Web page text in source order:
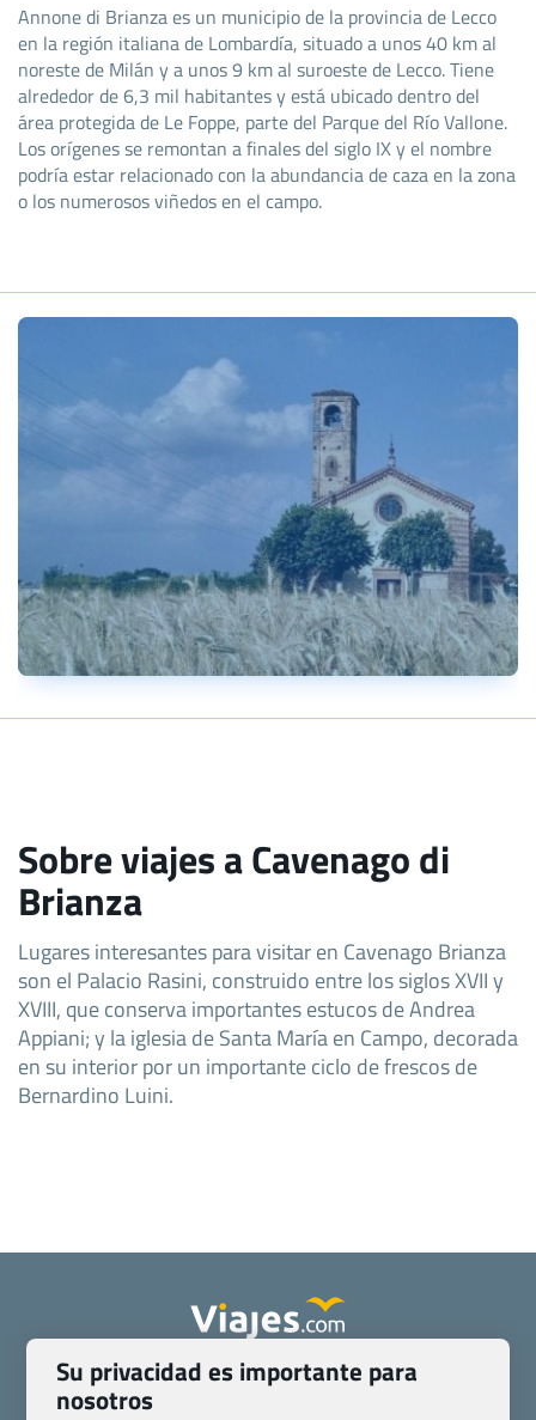
Annone di Brianza es un municipio de la provincia de Lecco
en la región italiana de Lombardía, situado a unos 40 km al
noreste de Milán y a unos 9 km al suroeste de Lecco. Tiene
alrededor de 6,3 mil habitantes y está ubicado dentro del
área protegida de Le Foppe, parte del Parque del Río Vallone.
Los orígenes se remontan a finales del siglo IX y el nombre
podría estar relacionado con la abundancia de caza en la zona
o los numerosos viñedos en el campo.
Sobre viajes a Cavenago di
Brianza
Lugares interesantes para visitar en Cavenago Brianza
son el Palacio Rasini, construido entre los siglos XVII y
XVIII, que conserva importantes estucos de Andrea
Appiani; y la iglesia de Santa María en Campo, decorada
en su interior por un importante ciclo de frescos de
Bernardino Luini.
Quienes somos
Contacto
Pasaporte, Visado, Salud y otras disposiciones específicas
Su privacidad es importante para
nosotros